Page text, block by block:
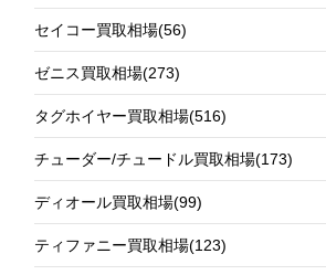
セイコー買取相場(56)
ゼニス買取相場(273)
タグホイヤー買取相場(516)
チューダー/チュードル買取相場(173)
ディオール買取相場(99)
ティファニー買取相場(123)